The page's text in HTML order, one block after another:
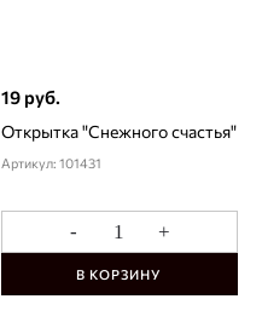
19 руб.
Открытка "Снежного счастья"
Артикул: 101431
- +
В КОРЗИНУ